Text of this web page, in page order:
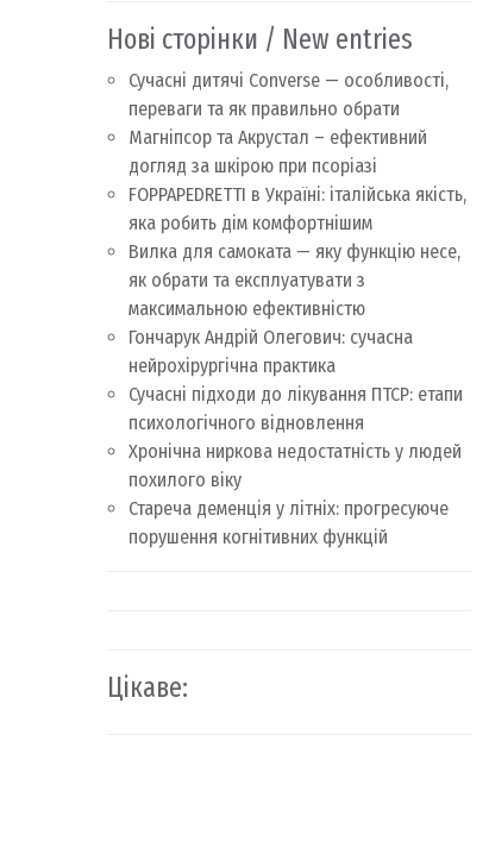
Нові сторінки / New entries
Сучасні дитячі Converse — особливості,
переваги та як правильно обрати
Магніпсор та Акрустал – ефективний
догляд за шкірою при псоріазі
FOPPAPEDRETTI в Україні: італійська якість,
яка робить дім комфортнішим
Вилка для самоката — яку функцію несе,
як обрати та експлуатувати з
максимальною ефективністю
Гончарук Андрій Олегович: сучасна
нейрохірургічна практика
Сучасні підходи до лікування ПТСР: етапи
психологічного відновлення
Хронічна ниркова недостатність у людей
похилого віку
Стареча деменція у літніх: прогресуюче
порушення когнітивних функцій
Цікаве: